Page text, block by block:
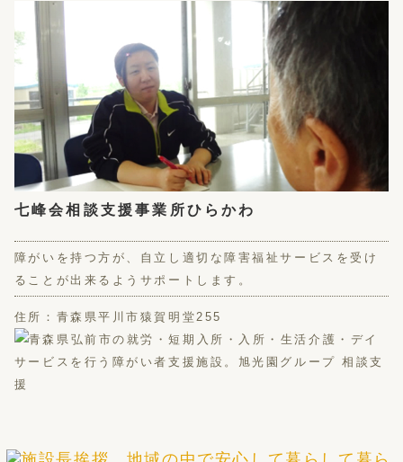
七峰会相談支援事業所ひらかわ
障がいを持つ方が、自立し適切な障害福祉サービスを受け
ることが出来るようサポートします。
住所：青森県平川市猿賀明堂255